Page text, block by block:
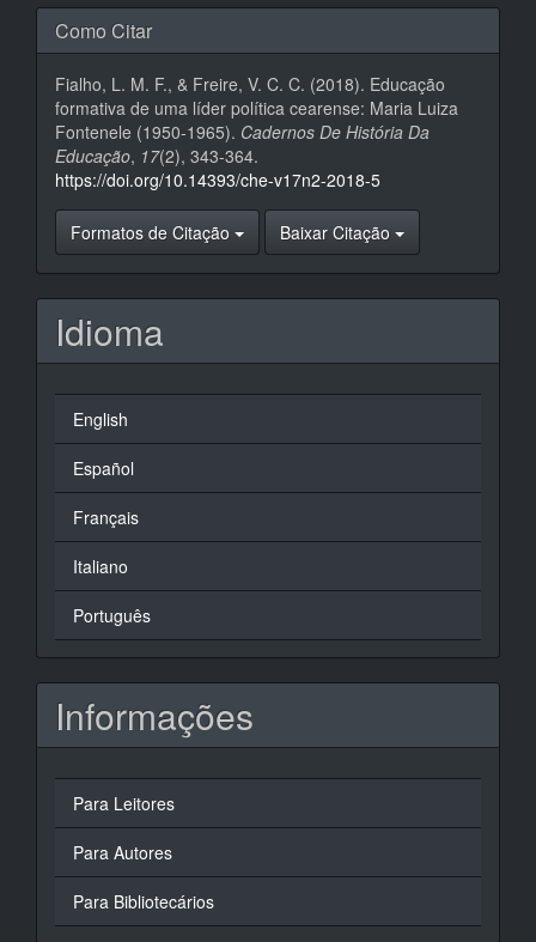
Como Citar
Fialho, L. M. F., & Freire, V. C. C. (2018). Educação
formativa de uma líder política cearense: Maria Luiza
Fontenele (1950-1965). Cadernos De História Da
Educação, 17(2), 343-364.
https://doi.org/10.14393/che-v17n2-2018-5
Formatos de Citação Baixar Citação
Idioma
English
Español
Français
Italiano
Português
Informações
Para Leitores
Para Autores
Para Bibliotecários